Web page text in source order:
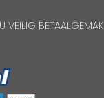
VEILIG BETAALGEMAK